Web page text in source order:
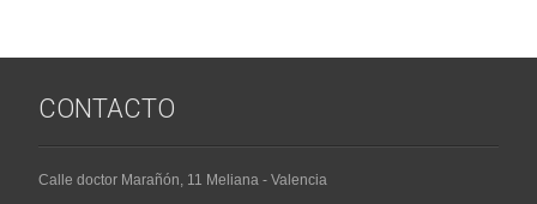
CONTACTO
Calle doctor Marañón, 11 Meliana - Valencia